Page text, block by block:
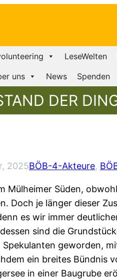
LeseWelten
uns News Spenden
DER
2025BÖB-4-Akteure,
Mülheimer Süden,
Doch je länger dieser
es wir immer
sind die
geworden,
ein breites Bündnis
in einer Baugrube